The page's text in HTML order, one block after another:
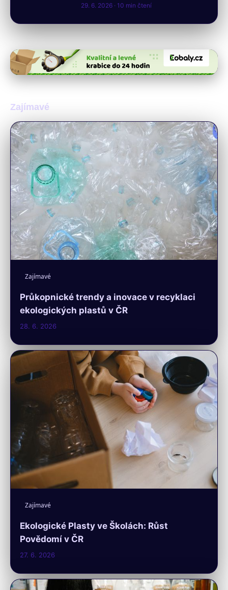
29. 6. 2026 · 10 min čtení
Zajímavé
Zajímavé
Průkopnické trendy a inovace v recyklaci
ekologických plastů v ČR
28. 6. 2026
Zajímavé
Ekologické Plasty ve Školách: Růst
Povědomí v ČR
27. 6. 2026